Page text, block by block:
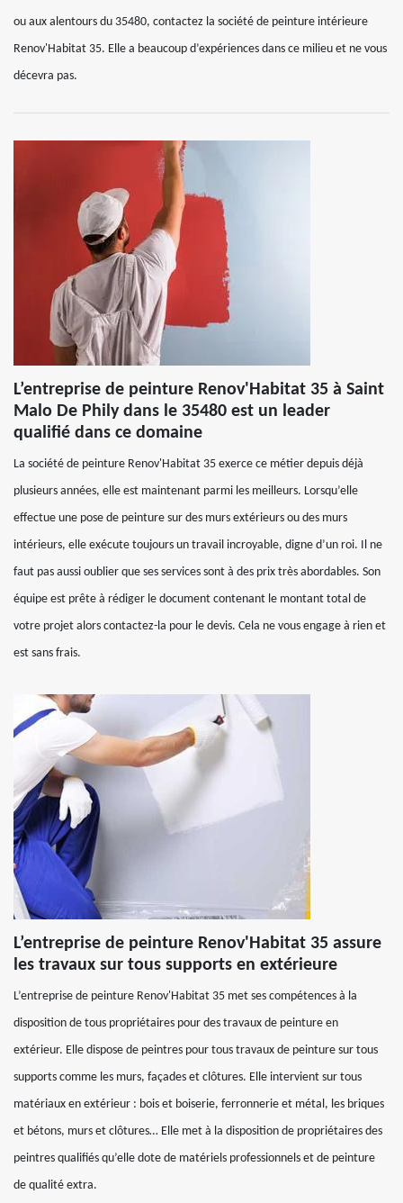
ou aux alentours du 35480, contactez la société de peinture intérieure
Renov'Habitat 35. Elle a beaucoup d’expériences dans ce milieu et ne vous
décevra pas.
L’entreprise de peinture Renov'Habitat 35 à Saint
Malo De Phily dans le 35480 est un leader
qualifié dans ce domaine
La société de peinture Renov'Habitat 35 exerce ce métier depuis déjà
plusieurs années, elle est maintenant parmi les meilleurs. Lorsqu’elle
effectue une pose de peinture sur des murs extérieurs ou des murs
intérieurs, elle exécute toujours un travail incroyable, digne d’un roi. Il ne
faut pas aussi oublier que ses services sont à des prix très abordables. Son
équipe est prête à rédiger le document contenant le montant total de
votre projet alors contactez-la pour le devis. Cela ne vous engage à rien et
est sans frais.
L’entreprise de peinture Renov'Habitat 35 assure
les travaux sur tous supports en extérieure
L’entreprise de peinture Renov'Habitat 35 met ses compétences à la
disposition de tous propriétaires pour des travaux de peinture en
extérieur. Elle dispose de peintres pour tous travaux de peinture sur tous
supports comme les murs, façades et clôtures. Elle intervient sur tous
matériaux en extérieur : bois et boiserie, ferronnerie et métal, les briques
et bétons, murs et clôtures… Elle met à la disposition de propriétaires des
peintres qualifiés qu’elle dote de matériels professionnels et de peinture
de qualité extra.